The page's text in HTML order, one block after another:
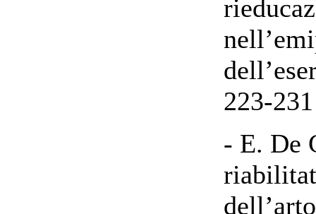
223-231
- E. De